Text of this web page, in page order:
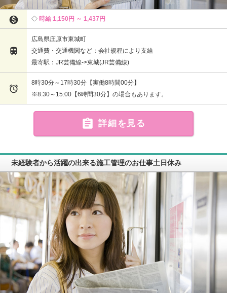
 時給 1,150円 ～ 1,437円

広島県庄原市東城町
交通費・交通機関など：会社規程により支給
最寄駅：JR芸備線->東城(JR芸備線)

8時30分～17時30分【実働8時間00分】
※8:30～15:00【6時間30分】の場合もあります。
 詳細を見る
未経験者から活躍の出来る施工管理のお仕事土日休み